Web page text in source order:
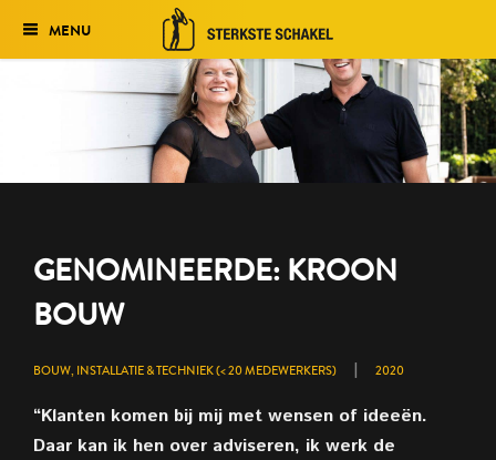
Verkiezing
Het traject
Uitslag 2026
MENU
GENOMINEERDE: KROON
BOUW
BOUW, INSTALLATIE & TECHNIEK (< 20 MEDEWERKERS) | 2020
“Klanten komen bij mij met wensen of ideeën.
Daar kan ik hen over adviseren, ik werk de